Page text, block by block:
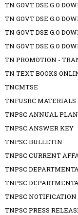
TN GOVT DSE G.O
TN GOVT DSE G.O
TN GOVT DSE G.O
TN GOVT DSE G.O
TN PROMOTION -
TN TEXT BOOKS
TNCMTSE
TNFUSRC MATERIALS
TNPSC ANNUAL
TNPSC ANSWER KEY
TNPSC BULLETIN
TNPSC CURRENT
TNPSC
TNPSC
TNPSC NOTIFICATION
TNPSC PRESS